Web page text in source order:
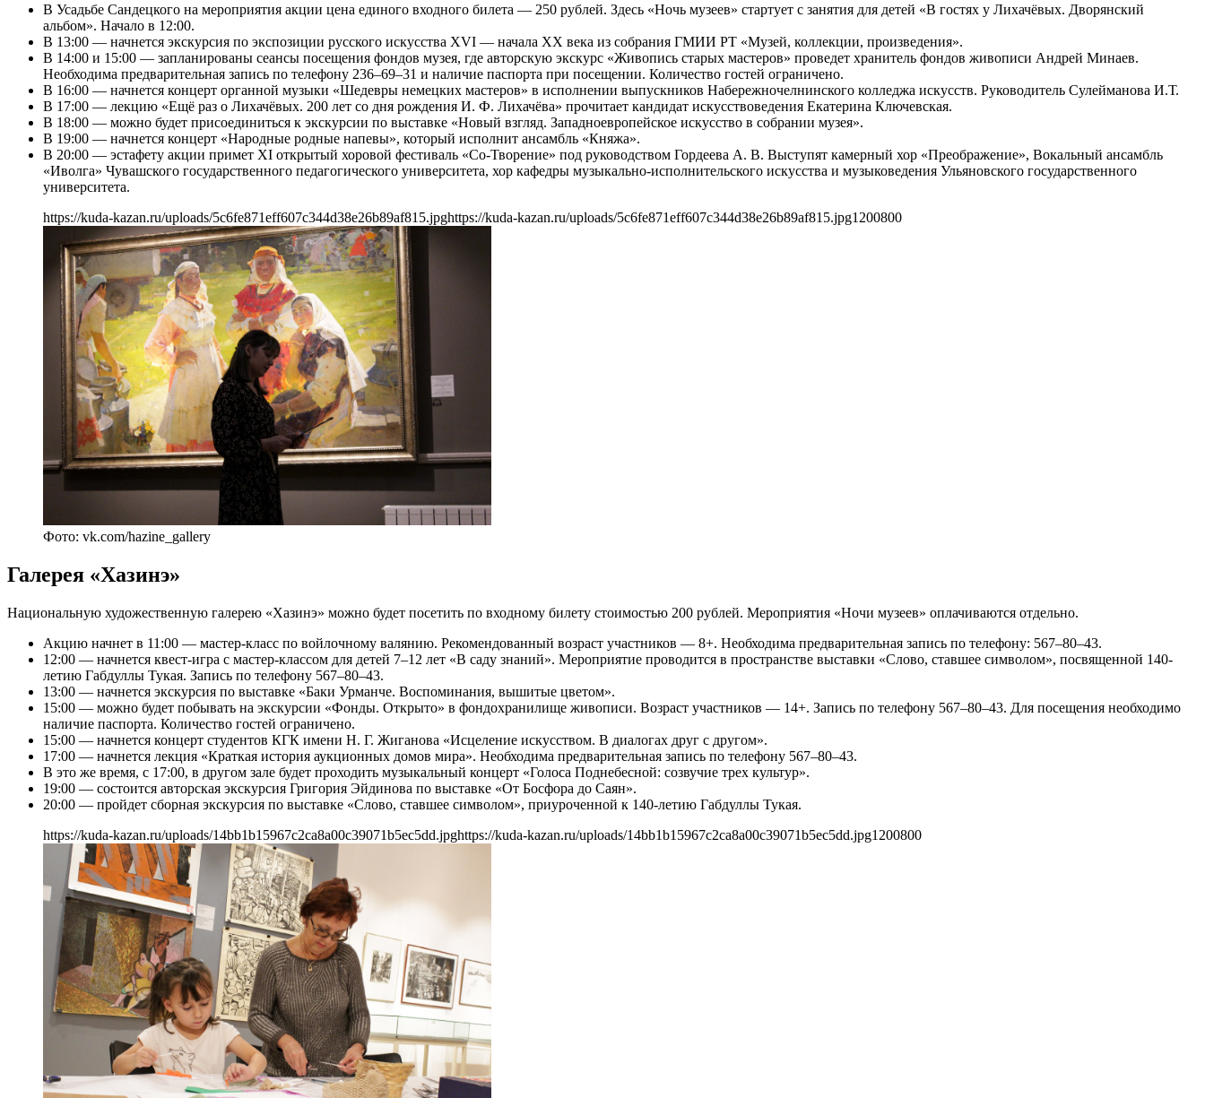
В Усадьбе Сандецкого на мероприятия акции цена единого входного билета — 250 рублей. Здесь «Ночь музеев» стартует с занятия для детей «В гостях у Лихачёвых. Дворянский
альбом». Начало в 12:00.
В 13:00 — начнется экскурсия по экспозиции русского искусства XVI — начала XX века из собрания ГМИИ РТ «Музей, коллекции, произведения».
В 14:00 и 15:00 — запланированы сеансы посещения фондов музея, где авторскую экскурс «Живопись старых мастеров» проведет хранитель фондов живописи Андрей Минаев.
Необходима предварительная запись по телефону 236–69–31 и наличие паспорта при посещении. Количество гостей ограничено.
В 16:00 — начнется концерт органной музыки «Шедевры немецких мастеров» в исполнении выпускников Набережночелнинского колледжа искусств. Руководитель Сулейманова И.Т.
В 17:00 — лекцию «Ещё раз о Лихачёвых. 200 лет со дня рождения И. Ф. Лихачёва» прочитает кандидат искусствоведения Екатерина Ключевская.
В 18:00 — можно будет присоединиться к экскурсии по выставке «Новый взгляд. Западноевропейское искусство в собрании музея».
В 19:00 — начнется концерт «Народные родные напевы», который исполнит ансамбль «Княжа».
В 20:00 — эстафету акции примет XI открытый хоровой фестиваль «Со-Творение» под руководством Гордеева А. В. Выступят камерный хор «Преображение», Вокальный ансамбль
«Иволга» Чувашского государственного педагогического университета, хор кафедры музыкально-исполнительского искусства и музыковедения Ульяновского государственного
университета.
https://kuda-kazan.ru/uploads/5c6fe871eff607c344d38e26b89af815.jpghttps://kuda-kazan.ru/uploads/5c6fe871eff607c344d38e26b89af815.jpg1200800
Фото: vk.com/hazine_gallery
Галерея «Хазинэ»
Национальную художественную галерею «Хазинэ» можно будет посетить по входному билету стоимостью 200 рублей. Мероприятия «Ночи музеев» оплачиваются отдельно.
Акцию начнет в 11:00 — мастер-класс по войлочному валянию. Рекомендованный возраст участников — 8+. Необходима предварительная запись по телефону: 567–80–43.
12:00 — начнется квест-игра с мастер-классом для детей 7–12 лет «В саду знаний». Мероприятие проводится в пространстве выставки «Слово, ставшее символом», посвященной 140-
летию Габдуллы Тукая. Запись по телефону 567–80–43.
13:00 — начнется экскурсия по выставке «Баки Урманче. Воспоминания, вышитые цветом».
15:00 — можно будет побывать на экскурсии «Фонды. Открыто» в фондохранилище живописи. Возраст участников — 14+. Запись по телефону 567–80–43. Для посещения необходимо
наличие паспорта. Количество гостей ограничено.
15:00 — начнется концерт студентов КГК имени Н. Г. Жиганова «Исцеление искусством. В диалогах друг с другом».
17:00 — начнется лекция «Краткая история аукционных домов мира». Необходима предварительная запись по телефону 567–80–43.
В это же время, с 17:00, в другом зале будет проходить музыкальный концерт «Голоса Поднебесной: созвучие трех культур».
19:00 — состоится авторская экскурсия Григория Эйдинова по выставке «От Босфора до Саян».
20:00 — пройдет сборная экскурсия по выставке «Слово, ставшее символом», приуроченной к 140-летию Габдуллы Тукая.
https://kuda-kazan.ru/uploads/14bb1b15967c2ca8a00c39071b5ec5dd.jpghttps://kuda-kazan.ru/uploads/14bb1b15967c2ca8a00c39071b5ec5dd.jpg1200800